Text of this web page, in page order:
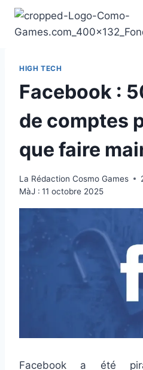
Aller
contenu
HIGH TECH
Facebook :
de comptes
que faire
La Rédaction Cosmo Games
MàJ : 11 octobre 2025
Facebook a été